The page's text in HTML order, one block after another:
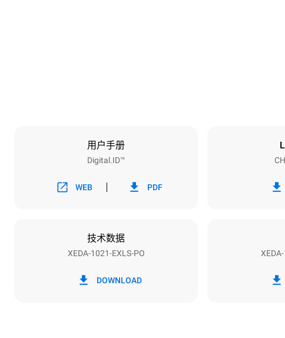
380-415V 3N~ /
用户手册
Digital.ID™
WEB PDF
技术数据
XEDA-1021-EXLS-PO
DOWNLOAD